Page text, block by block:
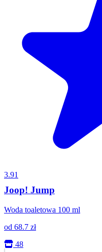
3.91
Joop! Jump
Woda toaletowa 100 ml
od 68.7 zł
48